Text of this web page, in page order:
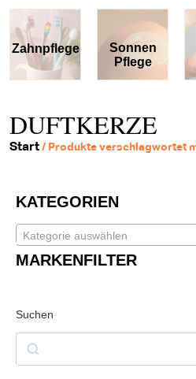
Zahnpflege
Sonnen
Pflege
DUFTKERZE
Start/ Produkte verschlagwortet
KATEGORIEN
Kategorie auswählen
MARKENFILTER
Suchen